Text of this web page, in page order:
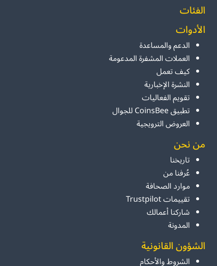
الفئات
الأدوات
الدعم والمساعدة
العملات المشفرة المدعومة
كيف تعمل
النشرة الإخبارية
تقويم الفعاليات
تطبيق CoinsBee للجوال
العروض الترويجية
من نحن
تاريخنا
عُرفنا من
موارد الصحافة
تقييمات Trustpilot
شاركنا أعمالك
المدونة
الشؤون القانونية
الشروط والأحكام